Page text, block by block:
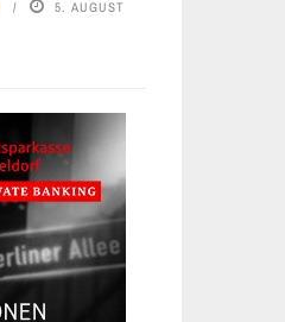
5. AUGUST